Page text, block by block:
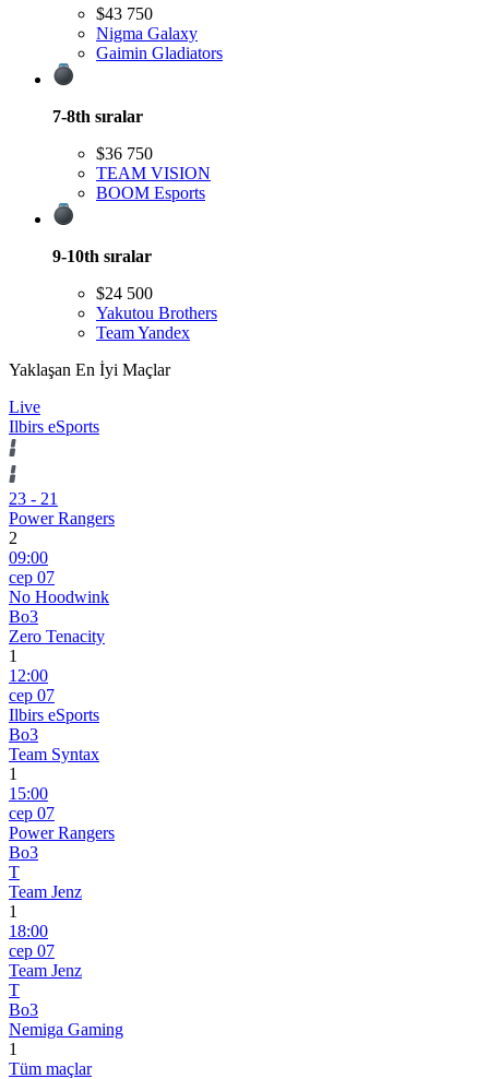
$43 750
Nigma Galaxy
Gaimin Gladiators
7-8th sıralar
$36 750
TEAM VISION
BOOM Esports
9-10th sıralar
$24 500
Yakutou Brothers
Team Yandex
Yaklaşan En İyi Maçlar
Live
Ilbirs eSports
23 - 21
Power Rangers
2
09:00
сер 07
No Hoodwink
Bo3
Zero Tenacity
1
12:00
сер 07
Ilbirs eSports
Bo3
Team Syntax
1
15:00
сер 07
Power Rangers
Bo3
T
Team Jenz
1
18:00
сер 07
Team Jenz
T
Bo3
Nemiga Gaming
1
Tüm maçlar